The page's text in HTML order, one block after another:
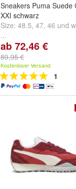
Sneakers Puma Suede
XXI schwarz
Size: 48.5, 47, 46 und
...
ab 72,46 €
89,95 €
Kostenloser Versand
1